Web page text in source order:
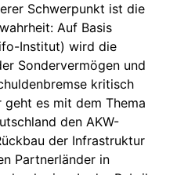
Schwerpunkt ist die
Auf Basis
Institut) wird die
Sondervermögen und
kritisch
es mit dem Thema
den AKW-
der Infrastruktur
Partnerländer in